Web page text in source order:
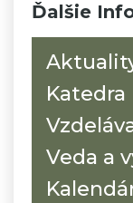
Ďalšie
Katedra
Veda a